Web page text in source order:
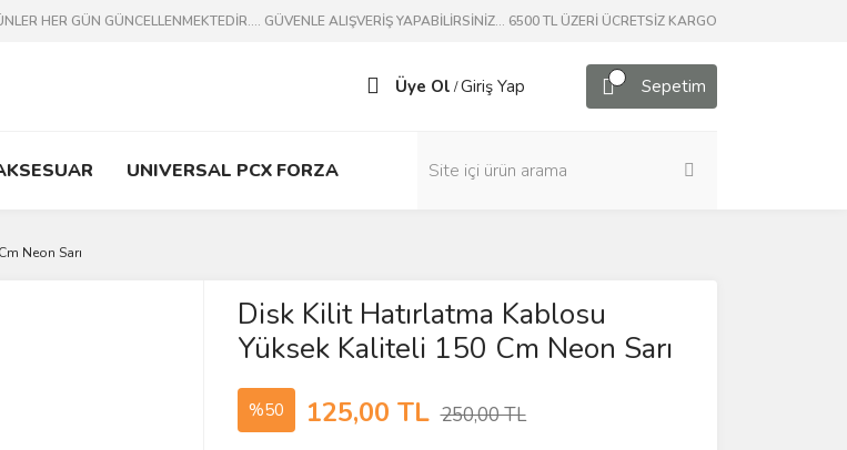
HER GÜN GÜNCELLENMEKTEDİR.... GÜVENLE ALIŞVERİŞ YAPABİLİRSİNİZ... 6500 TL ÜZERİ ÜCRETSİZ KARGO
Üye Ol /Giriş Yap Sepetim
UNIVERSAL PCX FORZA
Neon Sarı
Disk Kilit Hatırlatma Kablosu
Yüksek Kaliteli 150 Cm Neon Sarı
%50 125,00 TL 250,00 TL